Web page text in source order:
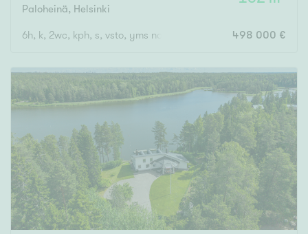
Uudiskohteet
Vain uudiskohteet Ei uudiskohteita
Arvokohteet
Vain arvokohteet Ei arvokohteita
Paloheinä, Helsinki
6h, k, 2wc, kph, s, vsto, yms noin 162 m2 + kellaritilat +
498 000 €